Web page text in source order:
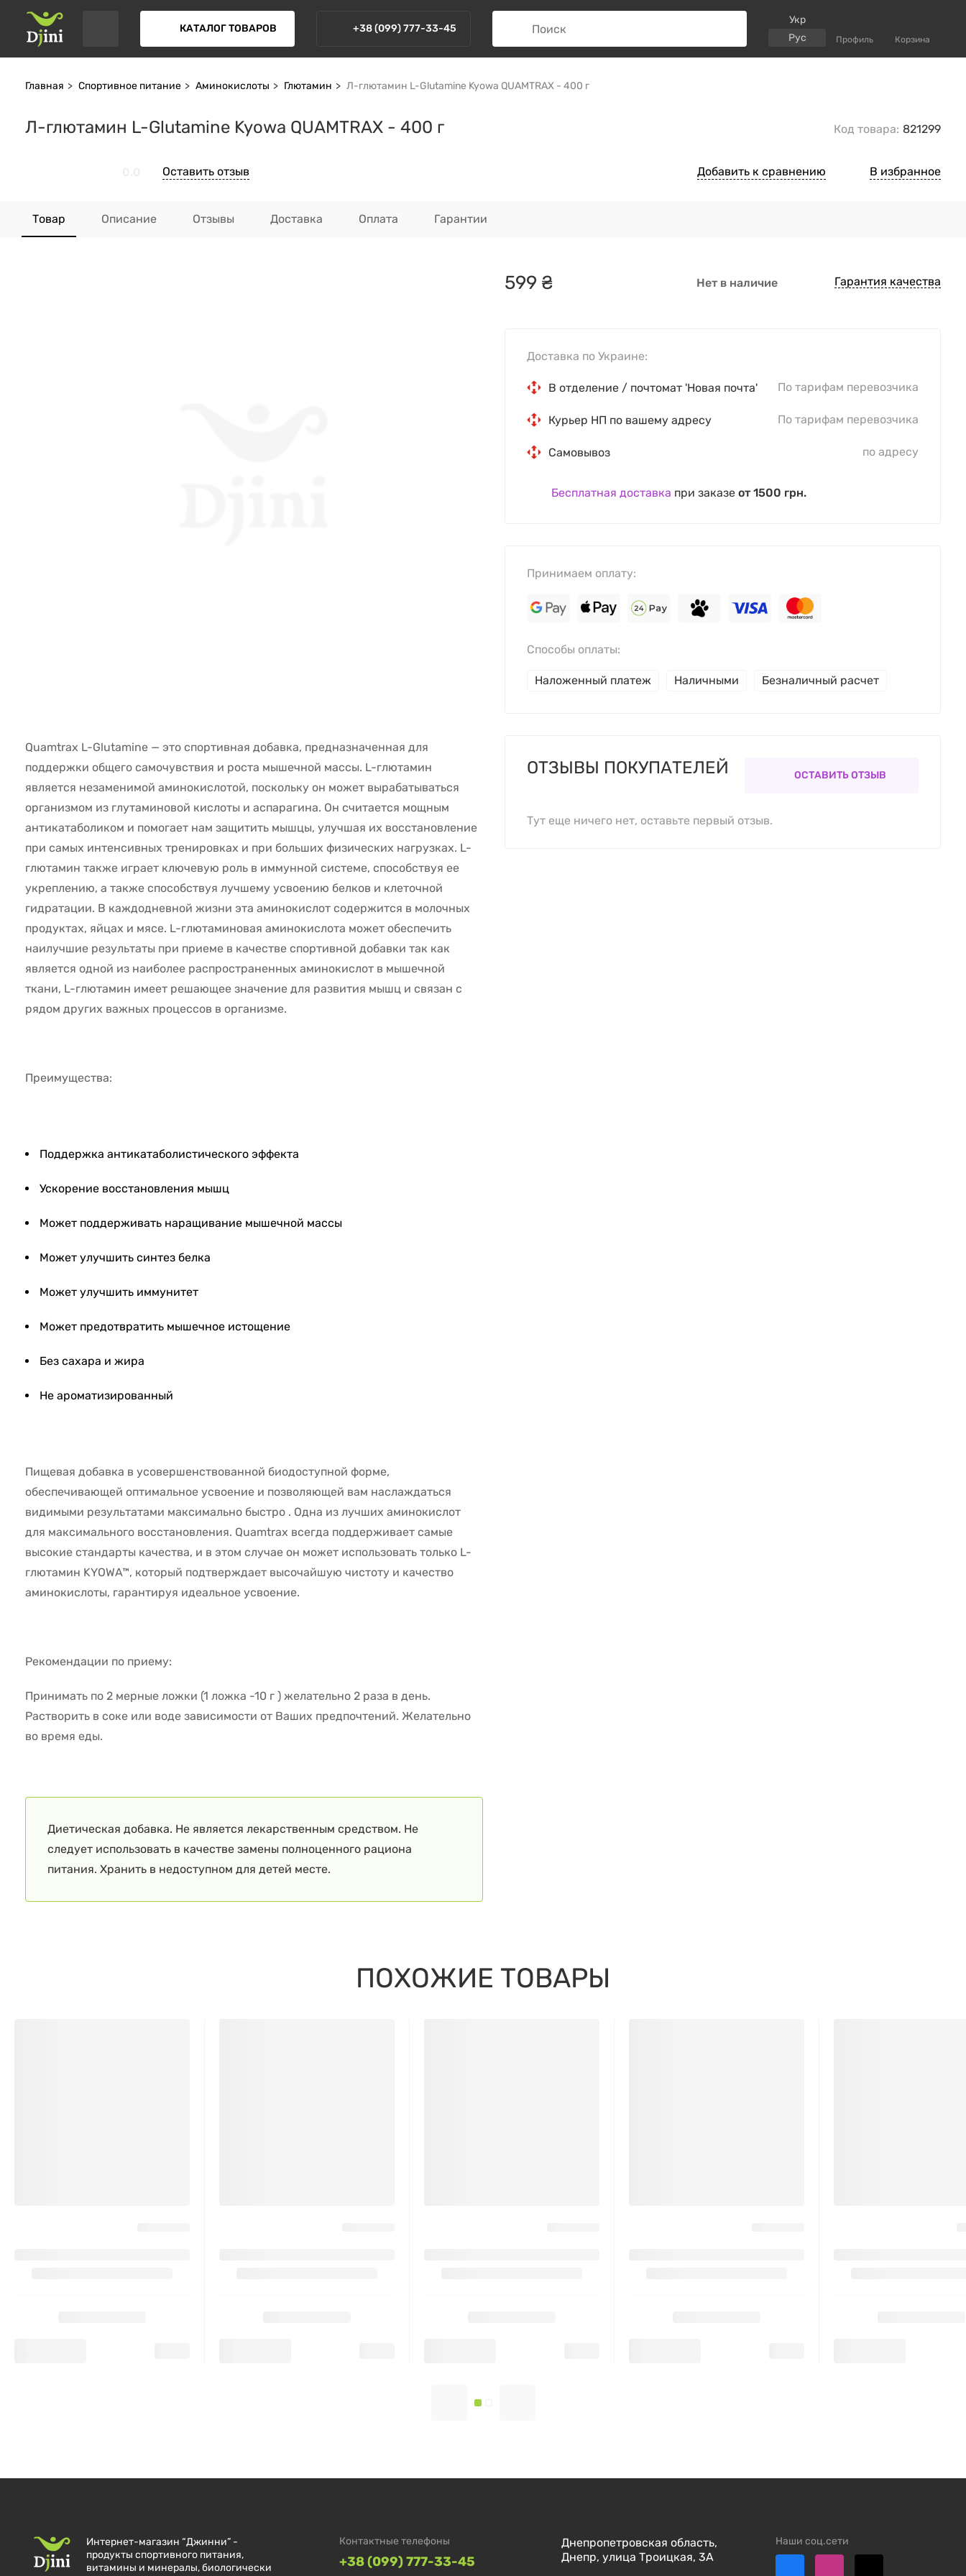
КАТАЛОГ ТОВАРОВ +38 (099) 777-33-45
Укр
Рус
Профиль Корзина
Главная Спортивное питание Аминокислоты Глютамин Л-глютамин L-Glutamine Kyowa QUAMTRAX - 400 г
Л-глютамин L-Glutamine Kyowa QUAMTRAX - 400 г Код товара: 821299
Оставить отзыв Добавить к сравнению В избранное
Товар Описание Отзывы Доставка Оплата Гарантии
Диетическая добавка. Не является лекарственным средством. Не
следует использовать в качестве замены полноценного рациона
питания. Хранить в недоступном для детей месте.
Quamtrax L-Glutamine — это спортивная добавка, предназначенная для
поддержки общего самочувствия и роста мышечной массы. L-глютамин
является незаменимой аминокислотой, поскольку он может вырабатываться
организмом из глутаминовой кислоты и аспарагина. Он считается мощным
антикатаболиком и помогает нам защитить мышцы, улучшая их восстановление
при самых интенсивных тренировках и при больших физических нагрузках. L-
глютамин также играет ключевую роль в иммунной системе, способствуя ее
укреплению, а также способствуя лучшему усвоению белков и клеточной
гидратации. В каждодневной жизни эта аминокислот содержится в молочных
продуктах, яйцах и мясе. L-глютаминовая аминокислота может обеспечить
наилучшие результаты при приеме в качестве спортивной добавки так как
является одной из наиболее распространенных аминокислот в мышечной
ткани, L-глютамин имеет решающее значение для развития мышц и связан с
рядом других важных процессов в организме.
Преимущества:
Поддержка антикатаболистического эффекта
Ускорение восстановления мышц
Может поддерживать наращивание мышечной массы
Может улучшить синтез белка
Может улучшить иммунитет
Может предотвратить мышечное истощение
Без сахара и жира
Не ароматизированный
Пищевая добавка в усовершенствованной биодоступной форме,
обеспечивающей оптимальное усвоение и позволяющей вам наслаждаться
видимыми результатами максимально быстро . Одна из лучших аминокислот
для максимального восстановления. Quamtrax всегда поддерживает самые
высокие стандарты качества, и в этом случае он может использовать только L-
глютамин KYOWA™, который подтверждает высочайшую чистоту и качество
аминокислоты, гарантируя идеальное усвоение.
Рекомендации по приему:
Принимать по 2 мерные ложки (1 ложка -10 г ) желательно 2 раза в день.
Растворить в соке или воде зависимости от Ваших предпочтений. Желательно
во время еды.
599 ₴ Нет в наличие Гарантия качества
Доставка по Украине:
В отделение / почтомат 'Новая почта' По тарифам перевозчика
Курьер НП по вашему адресу По тарифам перевозчика
Самовывоз по адресу
Бесплатная доставка при заказе от 1500 грн.
Принимаем оплату:
Способы оплаты:
Наложенный платеж Наличными Безналичный расчет
ОТЗЫВЫ ПОКУПАТЕЛЕЙ ОСТАВИТЬ ОТЗЫВ
Тут еще ничего нет, оставьте первый отзыв.
ПОХОЖИЕ ТОВАРЫ
Интернет-магазин “Джинни” -
продукты спортивного питания,
витамины и минералы, биологически
Контактные телефоны
+38 (099) 777-33-45
Наши соц.сети
Днепропетровская область,
Днепр, улица Троицкая, 3А